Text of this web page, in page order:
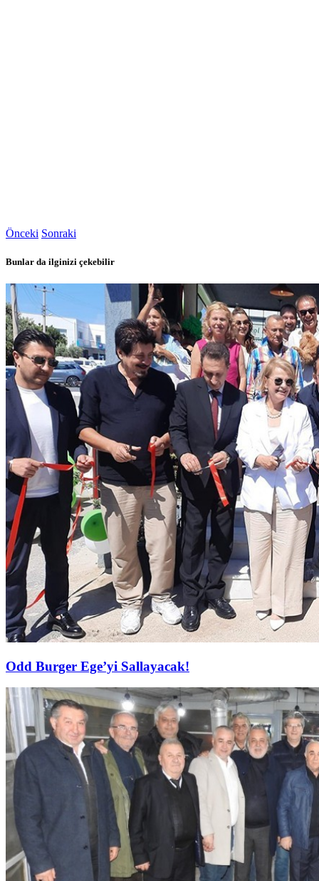
Önceki Sonraki
Bunlar da ilginizi çekebilir
Odd Burger Ege’yi Sallayacak!